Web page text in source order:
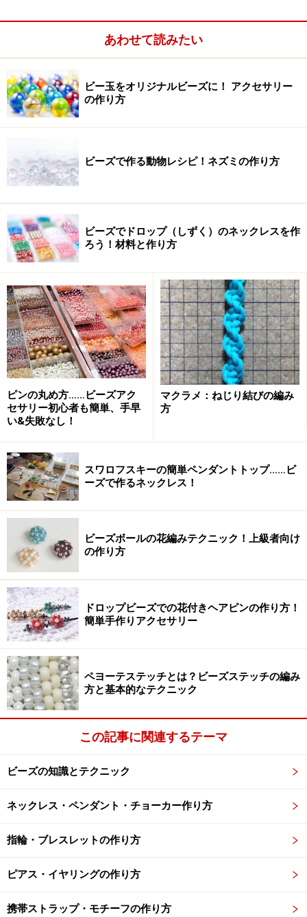
モダンなデザインのギャラリー
ギャラリーでは現代美術を中心としたアーティストや、
ビーズ作家さんの作品が展示されています。内容は定期
的に入れ替わりますが、いつ来てもハイセンス＆ハイク
オリティな作品に触れることができますよ。
素敵なビーズワークを学べるとあって大人気！
そしてワークショップスペースでは、
「ビースタイルカフェ in Tokyo」として、様々な体験講
習会を実施。
どなたでも参加でき、ひとりひとりと密にコミュニケー
ションがとれるスタイルになっています。講習内容は、
1階ギャラリーでの展示とリンクしたものだったり、時
には未発売のキッドが使われることも！最旬のビーズワ
ークを楽しめますね。
見逃せない！イベント情報
現在「TOHO BEADS STYLE STUDIO TOKYO」では、２
０１２年１２月２２日（土）まで、「リリアンアートの
世界展」を開催中です。
あわせて読みたい
ビー玉をオリジナルビーズに！ アクセサリー
の作り方
ビーズで作る動物レシピ！ネズミの作り方
ビーズでドロップ（しずく）のネックレスを作
ろう！材料と作り方
ピンの丸め方……ビーズアク
セサリー初心者も簡単、手早
い&失敗なし！
マクラメ：ねじり結びの編み
方
スワロフスキーの簡単ペンダントトップ……ビ
ーズで作るネックレス！
ビーズボールの花編みテクニック！上級者向け
の作り方
ドロップビーズでの花付きヘアピンの作り方！
簡単手作りアクセサリー
ペヨーテステッチとは？ビーズステッチの編み
方と基本的なテクニック
この記事に関連するテーマ
ビーズの知識とテクニック
ネックレス・ペンダント・チョーカー作り方
指輪・ブレスレットの作り方
ピアス・イヤリングの作り方
携帯ストラップ・モチーフの作り方